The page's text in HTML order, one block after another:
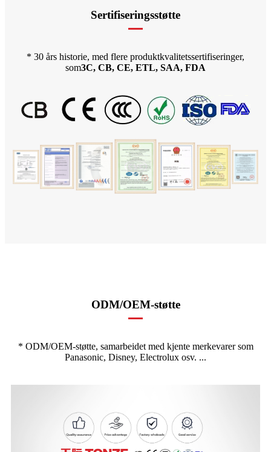
Sertifiseringsstøtte
* 30 års historie, med flere produktkvalitetssertifiseringer,
som3C, CB, CE, ETL, SAA, FDA
ODM/OEM-støtte
* ODM/OEM-støtte, samarbeidet med kjente merkevarer som
Panasonic, Disney, Electrolux osv. ...